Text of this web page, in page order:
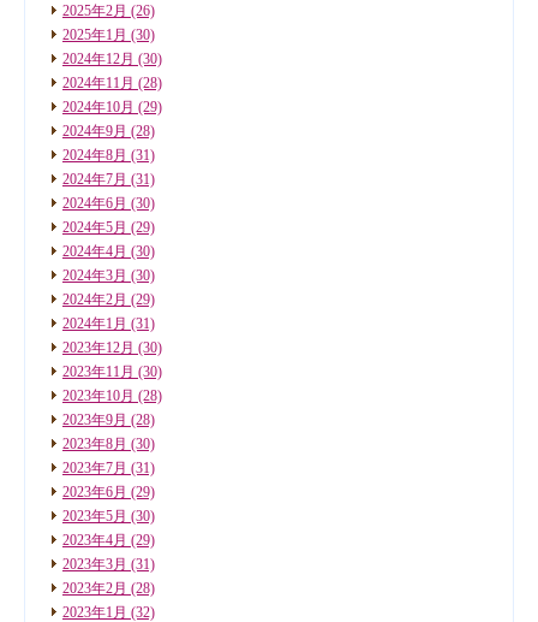
2025年2月 (26)
2025年1月 (30)
2024年12月 (30)
2024年11月 (28)
2024年10月 (29)
2024年9月 (28)
2024年8月 (31)
2024年7月 (31)
2024年6月 (30)
2024年5月 (29)
2024年4月 (30)
2024年3月 (30)
2024年2月 (29)
2024年1月 (31)
2023年12月 (30)
2023年11月 (30)
2023年10月 (28)
2023年9月 (28)
2023年8月 (30)
2023年7月 (31)
2023年6月 (29)
2023年5月 (30)
2023年4月 (29)
2023年3月 (31)
2023年2月 (28)
2023年1月 (32)